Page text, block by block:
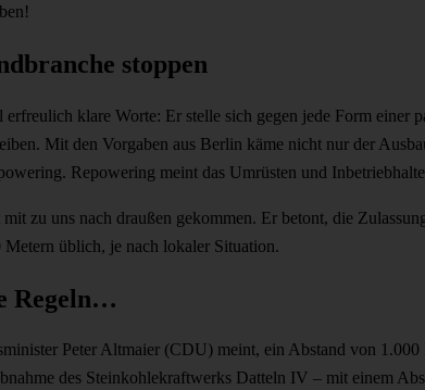
stoppen
klare Worte: Er stelle sich gegen jede Form einer
Mit den Vorgaben aus Berlin käme nicht nur der
Repowering meint das Umrüsten und
zu uns nach draußen gekommen. Er betont, die
üblich, je nach lokaler Situation.
Regeln…
Peter Altmaier (CDU) meint, ein Abstand von
des Steinkohlekraftwerks Datteln IV – mit einem